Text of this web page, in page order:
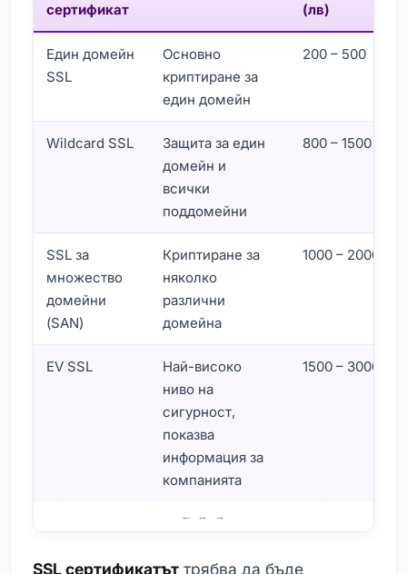
сертификат
(лв)
Един домейн
SSL
Основно
криптиране за
един домейн
200 – 500
Wildcard SSL
Защита за един
домейн и
всички
поддомейни
800 – 1500
SSL за
множество
домейни
(SAN)
Криптиране за
няколко
различни
домейна
1000 – 2000
EV SSL
Най-високо
ниво на
сигурност,
показва
информация за
компанията
1500 – 3000
SSL сертификатът трябва да бъде